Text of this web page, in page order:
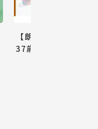
【朗報】巨人小林
37歳ww